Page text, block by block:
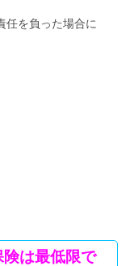
任を負った場合に
険は最低限で